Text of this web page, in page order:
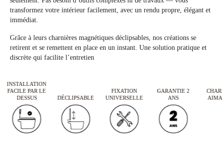
Proposez-vous des alternatives au règlement par carte bancaire ?
payer votre commande par virement bancaire ou chèque en contactant le service
VOUS N’AVEZ PAS TROUVÉ LA RÉPONSE À VOTRE QUESTION ?
Notre service client est à votre écoute du lundi au samedi de 9h à 19h par e-mail à
info@tohaadesign.com
transformez votre intérieur facilement, avec un rendu propre, élégant et
immédiat.
Grâce à leurs charnières magnétiques déclipsables, nos créations se
retirent et se remettent en place en un instant. Une solution pratique et
discrète qui facilite l’entretien
INSTALLATION
FACILE PAR LE
DESSUS
DÉCLIPSABLE
FIXATION
UNIVERSELLE
GARANTIE 2
ANS